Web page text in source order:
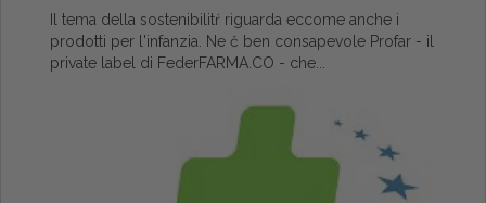
Il tema della sostenibilitŕ riguarda eccome anche i
prodotti per l'infanzia. Ne č ben consapevole Profar - il
private label di FederFARMA.CO - che...